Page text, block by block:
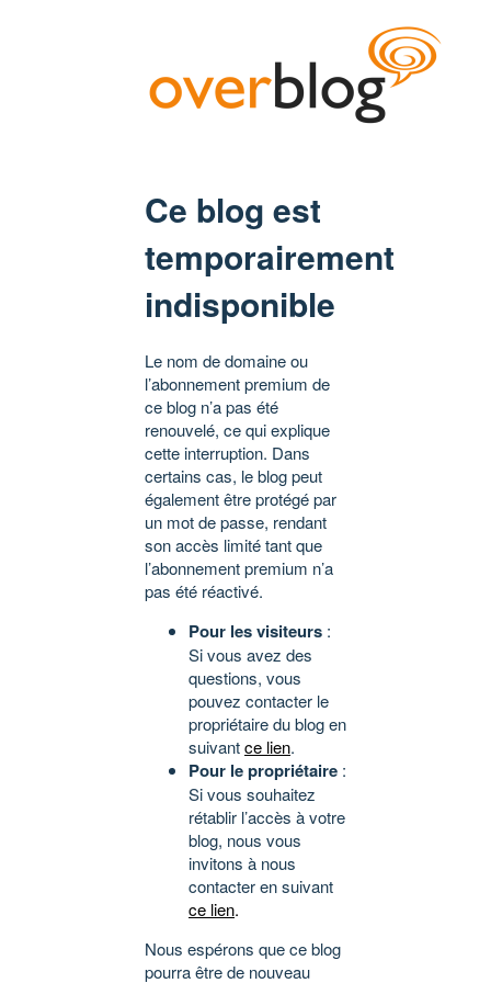
Ce blog est
temporairement
indisponible
Le nom de domaine ou
l’abonnement premium de
ce blog n’a pas été
renouvelé, ce qui explique
cette interruption. Dans
certains cas, le blog peut
également être protégé par
un mot de passe, rendant
son accès limité tant que
l’abonnement premium n’a
pas été réactivé.
Pour les visiteurs :
Si vous avez des
questions, vous
pouvez contacter le
propriétaire du blog en
suivantce lien.
Pour le propriétaire :
Si vous souhaitez
rétablir l’accès à votre
blog, nous vous
invitons à nous
contacter en suivant
ce lien.
Nous espérons que ce blog
pourra être de nouveau